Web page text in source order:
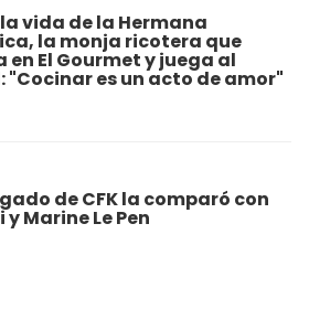
vida de la Hermana
la monja ricotera que
en El Gourmet y juega al
"Cocinar es un acto de amor"
de CFK la comparó con
y Marine Le Pen